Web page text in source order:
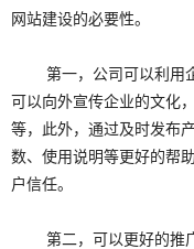
网站建设的必要性。
第一，公司可以利用
可以向外宣传企业的文化
等，此外，通过及时发布
数、使用说明等更好的帮
户信任。
第二，可以更好的推